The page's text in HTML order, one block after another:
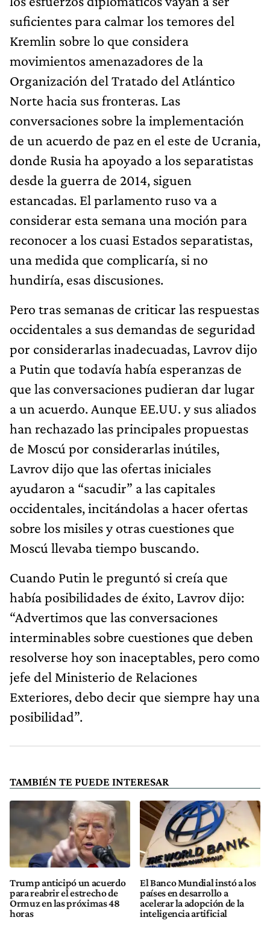
suficientes para calmar los temores del
Kremlin sobre lo que considera
movimientos amenazadores de la
Organización del Tratado del Atlántico
Norte hacia sus fronteras. Las
conversaciones sobre la implementación
de un acuerdo de paz en el este de Ucrania,
donde Rusia ha apoyado a los separatistas
desde la guerra de 2014, siguen
estancadas. El parlamento ruso va a
considerar esta semana una moción para
reconocer a los cuasi Estados separatistas,
una medida que complicaría, si no
hundiría, esas discusiones.
Pero tras semanas de criticar las respuestas
occidentales a sus demandas de seguridad
por considerarlas inadecuadas, Lavrov dijo
a Putin que todavía había esperanzas de
que las conversaciones pudieran dar lugar
a un acuerdo. Aunque EE.UU. y sus aliados
han rechazado las principales propuestas
de Moscú por considerarlas inútiles,
Lavrov dijo que las ofertas iniciales
ayudaron a “sacudir” a las capitales
occidentales, incitándolas a hacer ofertas
sobre los misiles y otras cuestiones que
Moscú llevaba tiempo buscando.
Cuando Putin le preguntó si creía que
había posibilidades de éxito, Lavrov dijo:
“Advertimos que las conversaciones
interminables sobre cuestiones que deben
resolverse hoy son inaceptables, pero como
jefe del Ministerio de Relaciones
Exteriores, debo decir que siempre hay una
posibilidad”.
TAMBIÉN TE PUEDE INTERESAR
Trump anticipó un acuerdo
para reabrir el estrecho de
Ormuz en las próximas 48
horas
El Banco Mundial instó a los
países en desarrollo a
acelerar la adopción de la
inteligencia artificial